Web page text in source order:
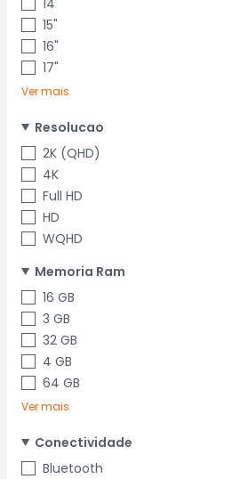
14"
15"
16"
17"
Ver mais
Resolucao
2K (QHD)
4K
Full HD
HD
WQHD
Memoria Ram
16 GB
3 GB
32 GB
4 GB
64 GB
Ver mais
Conectividade
Bluetooth